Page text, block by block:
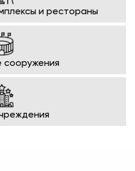
и рестораны
сооружения